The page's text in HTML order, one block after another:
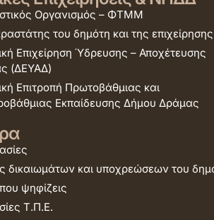
Οργανισμός – ΦΤΜΜ
του δημότη και της επιχείρησης
Επιχείρηση Ύδρευσης – Αποχέτευσης
(ΔΕΥΑΔ)
Επιτροπή Πρωτοβάθμιας και
Εκπαίδευσης Δήμου Δράμας
δικαιωμάτων και υποχρεώσεων του
ψηφίζεις
Τ.Π.Ε.